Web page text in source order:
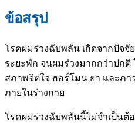
ข้อสรุป
โรคผมร่วงฉับพลัน เกิดจากปัจจั
ระยะพัก จนผมร่วงมากกว่าปกติ
สภาพจิตใจ ฮอร์โมน ยา และภา
ภายในร่างกาย
โรคผมร่วงฉับพลันนี้ไม่จำเป็นต้